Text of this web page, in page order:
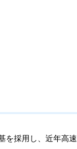
採用し、近年高